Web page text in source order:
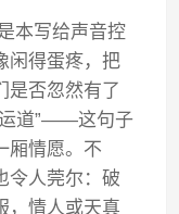
本写给声音控
闲得蛋疼，把
是否忽然有了
运道”——这句子
厢情愿。不
令人莞尔：破
，情人或天真